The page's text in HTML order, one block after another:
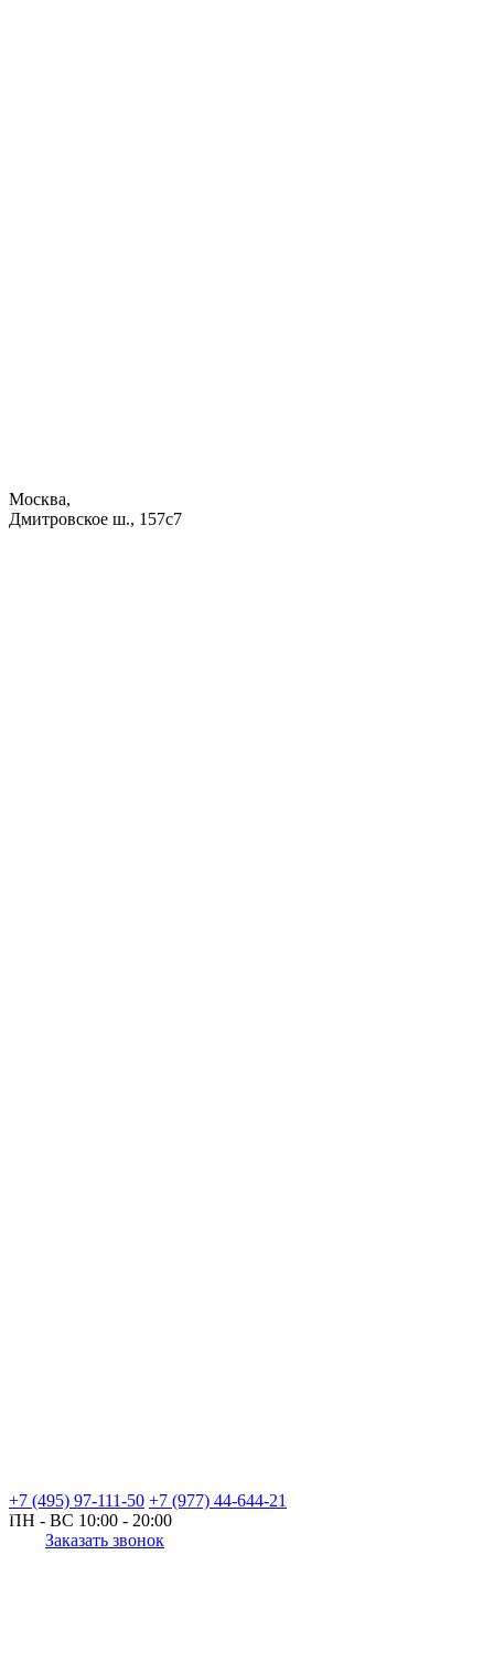
Москва,
Дмитровское ш., 157с7
+7 (495) 97-111-50 +7 (977) 44-644-21
ПН - ВС 10:00 - 20:00
Заказать звонок